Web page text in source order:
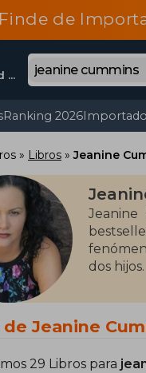
de
C.A.B.A., Ciudad Autónoma De Buenos Aires
Ranking 2026
Libros Jeanine
dos hijos.
de Jeanine
29 Libros para